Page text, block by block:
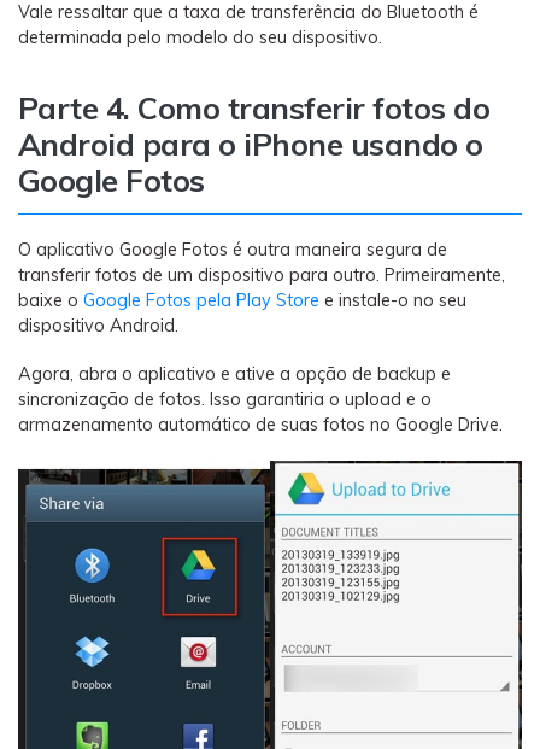
Vale ressaltar que a taxa de transferência do Bluetooth é
determinada pelo modelo do seu dispositivo.
Parte 4. Como transferir fotos do
Android para o iPhone usando o
Google Fotos
O aplicativo Google Fotos é outra maneira segura de
transferir fotos de um dispositivo para outro. Primeiramente,
baixe o Google Fotos pela Play Store e instale-o no seu
dispositivo Android.
Agora, abra o aplicativo e ative a opção de backup e
sincronização de fotos. Isso garantiria o upload e o
armazenamento automático de suas fotos no Google Drive.